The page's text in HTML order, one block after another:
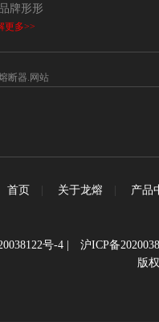
牌形形
更多>>
断器.网站
首页 关于龙熔 产品
号-4| 沪ICP备
版